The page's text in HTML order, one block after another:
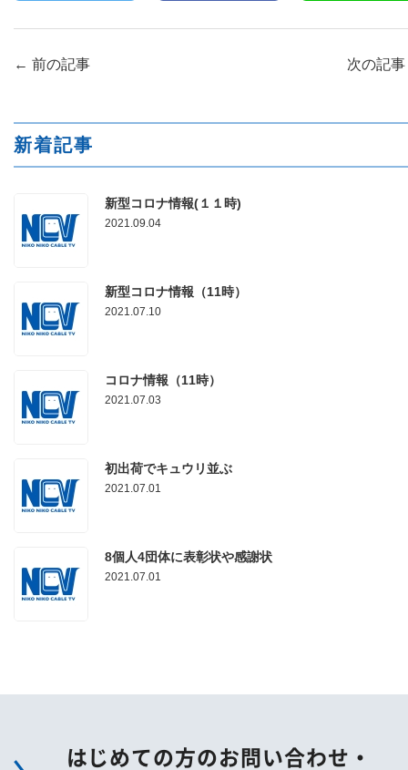
← 前の記事 次の記事
新着記事
新型コロナ情報(１１時)
2021.09.04
新型コロナ情報（11時）
2021.07.10
コロナ情報（11時）
2021.07.03
初出荷でキュウリ並ぶ
2021.07.01
8個人4団体に表彰状や感謝状
2021.07.01
はじめての方のお問い合わせ・